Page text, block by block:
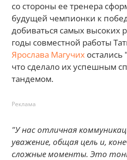
со стороны ее тренера
будущей чемпионки к
добиваться самых высоких
годы совместной работы
Ярослава Магучих
что сделало их успешным
тандемом.
Реклама
"У нас отличная
уважение, общая цель и,
сложные моменты. Это